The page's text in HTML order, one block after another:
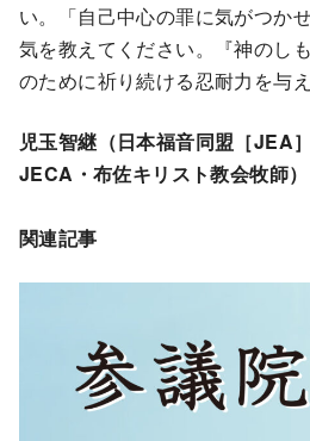
い。「自己中心の罪に気がつか
気を教えてください。『神のし
のために祈り続ける忍耐力を与
児玉智継（日本福音同盟［JEA
JECA・布佐キリスト教会牧師）
関連記事